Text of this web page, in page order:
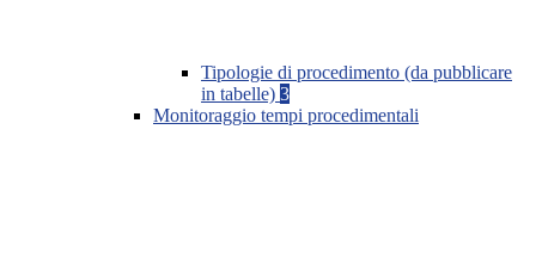
Tipologie di procedimento (da pubblicare
in tabelle) 3
Monitoraggio tempi procedimentali